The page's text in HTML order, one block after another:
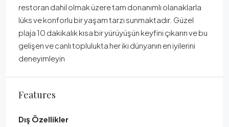
restoran dahil olmak üzere tam donanımlı olanaklarla
lüks ve konforlu bir yaşam tarzı sunmaktadır. Güzel
plaja 10 dakikalık kısa bir yürüyüşün keyfini çıkarın ve bu
gelişen ve canlı toplulukta her iki dünyanın en iyilerini
deneyimleyin
Features
Dış Özellikler